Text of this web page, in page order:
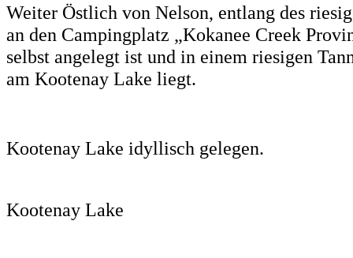
Weiter Östlich von Nelson, entlang des
an den Campingplatz „Kokanee Creek
selbst angelegt ist und in einem riesigen
am Kootenay Lake liegt.
Kootenay Lake idyllisch gelegen.
Kootenay Lake